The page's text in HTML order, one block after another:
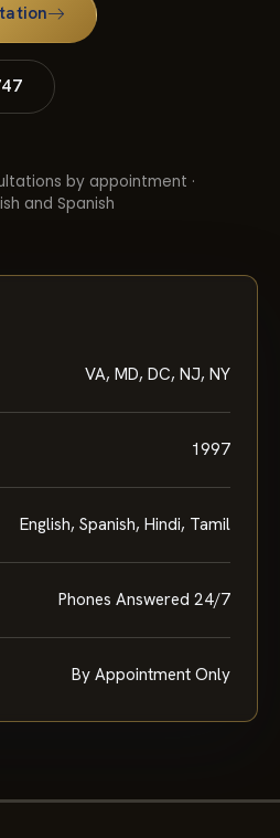
by appointment ·
and Spanish
VA, MD, DC, NJ, NY
1997
English, Spanish, Hindi, Tamil
Phones Answered 24/7
By Appointment Only